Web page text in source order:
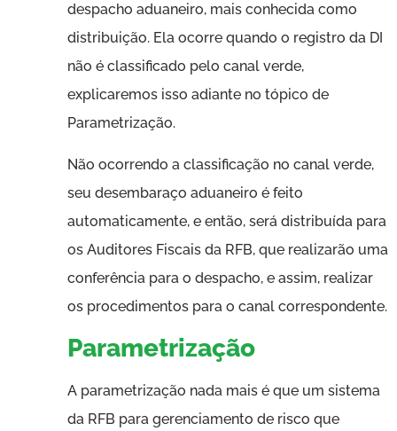
despacho aduaneiro, mais conhecida como
distribuição. Ela ocorre quando o registro da DI
não é classificado pelo canal verde,
explicaremos isso adiante no tópico de
Parametrização.
Não ocorrendo a classificação no canal verde,
seu desembaraço aduaneiro é feito
automaticamente, e então, será distribuída para
os Auditores Fiscais da RFB, que realizarão uma
conferência para o despacho, e assim, realizar
os procedimentos para o canal correspondente.
Parametrização
A parametrização nada mais é que um sistema
da RFB para gerenciamento de risco que